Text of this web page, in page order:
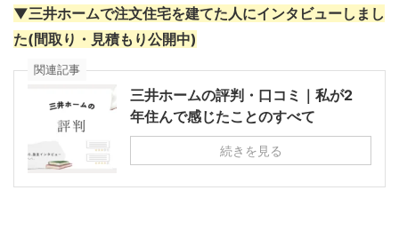
▼三井ホームで注文住宅を建てた人にインタビューしまし
た(間取り・見積もり公開中)
関連記事
三井ホームの評判・口コミ｜私が2
年住んで感じたことのすべて
続きを見る